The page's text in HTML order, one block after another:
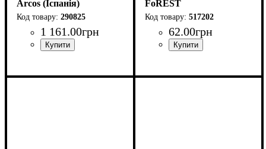
Arcos (Іспанія)
290825
1 161.00грн
FoREST
517202
62.00грн